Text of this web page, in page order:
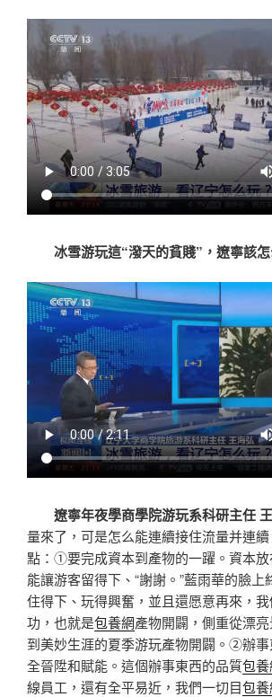
冰雪游玩這“潑天的貧賤”，遼寧該
遼寧年夜學商學院游玩系科研主任
量來了，可是怎么能連續接住流量并連
點：①要完成資本到產物的一躍。資本
能讓游客留得下、“謝謝。”藍雨華的臉上
住得下、玩得興奮，並且還愿意再來，
功，也就是包養網產物開闢，側重從漂
到美妙生涯的夏季游玩產物開闢。②辦
全晉陞和賦能。這個辦事東西的品質包養
線員工，還有全平易近，我們一切目包養